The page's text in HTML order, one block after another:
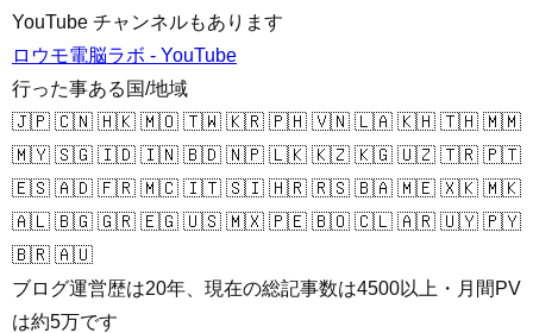
YouTube チャンネルもあります
ロウモ電脳ラボ - YouTube
行った事ある国/地域
🇯🇵 🇨🇳 🇭🇰 🇲🇴 🇹🇼 🇰🇷 🇵🇭 🇻🇳 🇱🇦 🇰🇭 🇹🇭 🇲🇲
🇲🇾 🇸🇬 🇮🇩 🇮🇳 🇧🇩 🇳🇵 🇱🇰 🇰🇿 🇰🇬 🇺🇿 🇹🇷 🇵🇹
🇪🇸 🇦🇩 🇫🇷 🇲🇨 🇮🇹 🇸🇮 🇭🇷 🇷🇸 🇧🇦 🇲🇪 🇽🇰 🇲🇰
🇦🇱 🇧🇬 🇬🇷 🇪🇬 🇺🇸 🇲🇽 🇵🇪 🇧🇴 🇨🇱 🇦🇷 🇺🇾 🇵🇾
🇧🇷 🇦🇺
ブログ運営歴は20年、現在の総記事数は4500以上・月間PV
は約5万です